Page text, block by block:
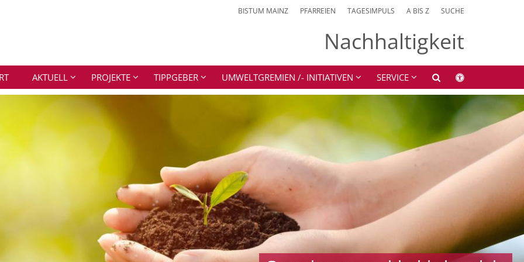
BISTUM MAINZ PFARREIEN TAGESIMPULS A BIS Z SUCHE
Nachhaltigkeit
AKTUELL PROJEKTE TIPPGEBER UMWELTGREMIEN /- INITIATIVEN SERVICE